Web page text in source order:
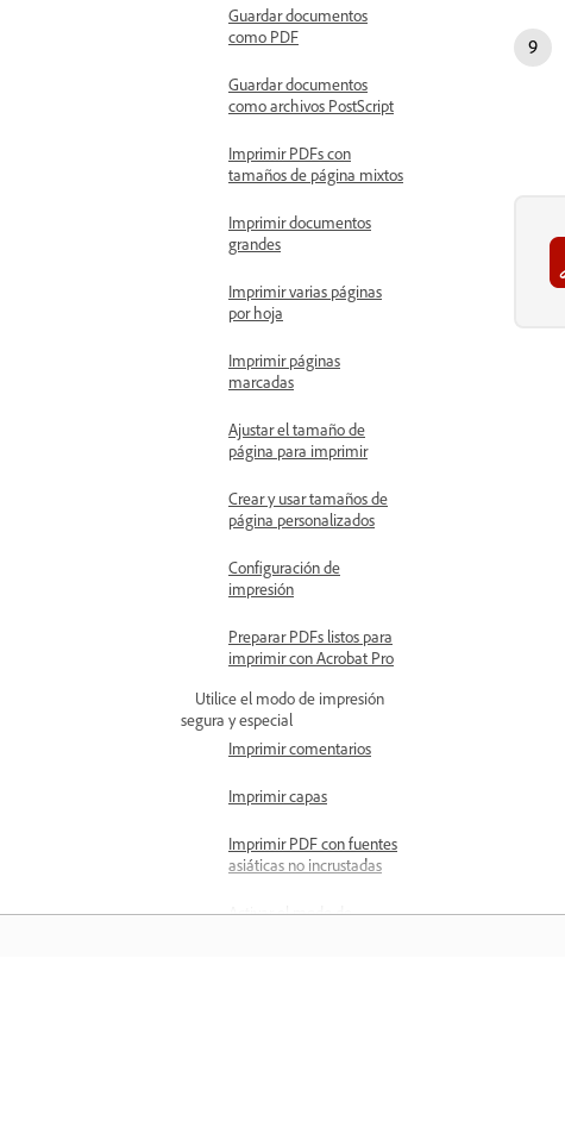
Guardar documentos
como PDF
Guardar documentos
como archivos PostScript
Imprimir PDFs con
tamaños de página mixtos
Imprimir documentos
grandes
Imprimir varias páginas
por hoja
Imprimir páginas
marcadas
Ajustar el tamaño de
página para imprimir
Crear y usar tamaños de
página personalizados
Configuración de
impresión
Preparar PDFs listos para
imprimir con Acrobat Pro
Utilice el modo de impresión
segura y especial
Imprimir comentarios
Imprimir capas
Imprimir PDF con fuentes
asiáticas no incrustadas
Activar el modo de